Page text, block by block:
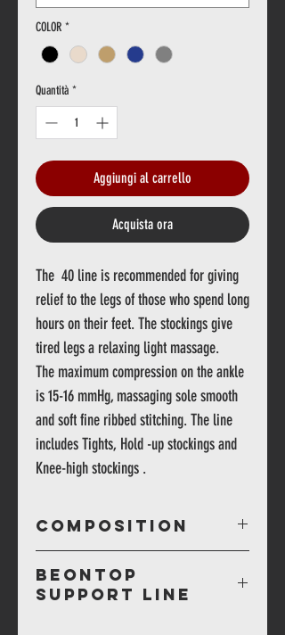
COLOR *
Quantità *
Aggiungi al carrello
Acquista ora
The  40 line is recommended for giving
relief to the legs of those who spend long
hours on their feet. The stockings give
tired legs a relaxing light massage.
The maximum compression on the ankle
is 15-16 mmHg, massaging sole smooth
and soft fine ribbed stitching. The line
includes Tights, Hold -up stockings and
Knee-high stockings .
COMPOSITION
BeOnTop
SUPPORT LINE